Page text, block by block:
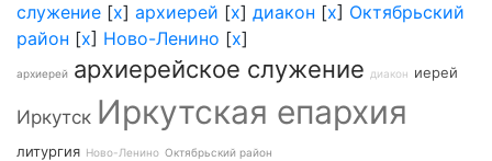
служение [x] архиерей [x] диакон [x] Октябрьский
район [x] Ново-Ленино [x]
архиерей архиерейское служение диакон иерей
Иркутск Иркутская епархия
литургия Ново-Ленино Октябрьский район